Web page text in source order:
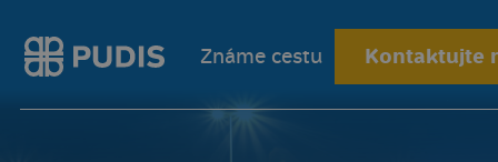
Známe cestu Kontaktujte